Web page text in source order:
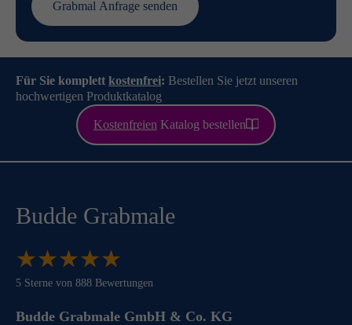
Für Sie komplett kostenfrei: Bestellen Sie jetzt unseren
hochwertigen Produktkatalog
Kostenfreien Katalog bestellen
Budde Grabmale
★★★★★
★★★★★
5 Sterne von 888 Bewertungen
Budde Grabmale GmbH & Co. KG